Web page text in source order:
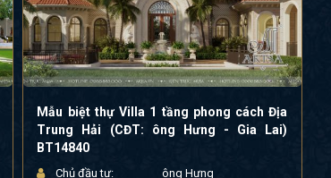
Mẫu biệt thự Villa 1 tầng phong cách Địa
Trung Hải (CĐT: ông Hưng - Gia Lai)
BT14840
Chủ đầu tư:
ông Hưng